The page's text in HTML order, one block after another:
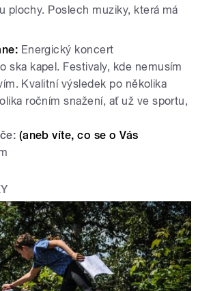
plochy. Poslech muziky, která má
Energický koncert
ska kapel. Festivaly, kde nemusím
Kvalitní výsledek po několika
ročním snažení, ať už ve sportu,
(aneb víte, co se o Vás